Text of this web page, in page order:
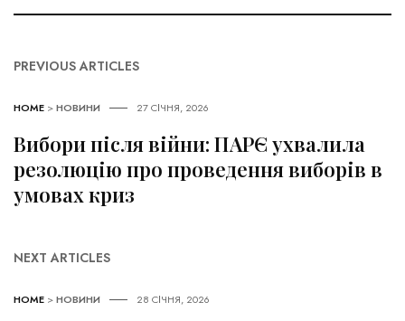
PREVIOUS ARTICLES
HOME >НОВИНИ 27 СІЧНЯ, 2026
Вибори після війни: ПАРЄ ухвалила
резолюцію про проведення виборів в
умовах криз
NEXT ARTICLES
HOME >НОВИНИ 28 СІЧНЯ, 2026